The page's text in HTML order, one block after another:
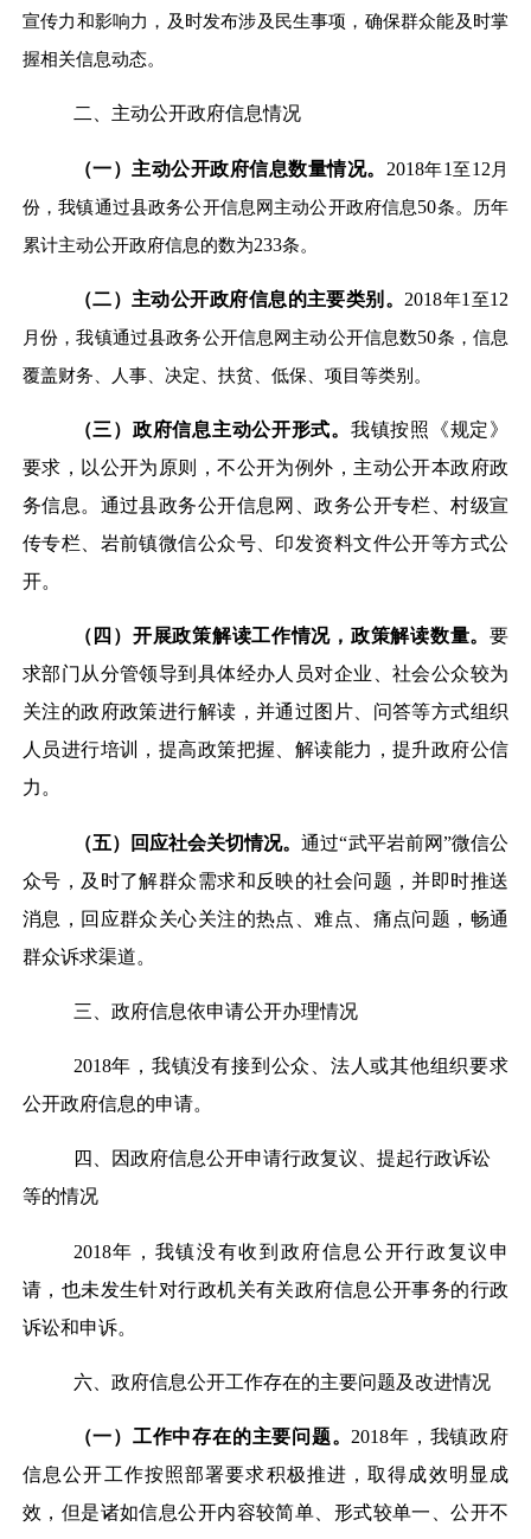
宣传力和影响力，及时发布涉及民生事项，确保群众能及时掌
握相关信息动态。
二、主动公开政府信息情况
（一）主动公开政府信息数量情况。 2018年1至12 月
份，我镇通过县政务公开信息网主动公开政府信息50条。历年
累计主动公开政府信息的数为233条。
（二）主动公开政府信息的主要类别。 2018年1 至12
月份，我镇通过县政务公开信息网主动公开信息数50条，信息
覆盖财务、人事、决定、扶贫、低保、项目等类别。
（三）政府信息主动公开形式。 我镇按照《规定》
要求，以公开为原则，不公开为例外，主动公开本政府政
务信息。通过县政务公开信息网、政务公开专栏、村级宣
传专栏、岩前镇微信公众号、印发资料文件公开等方式公
开。
（四）开展政策解读工作情况，政策解读数量。 要
求部门从分管领导到具体经办人员对企业、社会公众较为
关注的政府政策进行解读，并通过图片、问答等方式组织
人员进行培训，提高政策把握、解读能力，提升政府公信
力。
（五）回应社会关切情况。通过“武平岩前网”微信公
众号，及时了解群众需求和反映的社会问题，并即时推送
消息，回应群众关心关注的热点、难点、痛点问题，畅通
群众诉求渠道。
三、政府信息依申请公开办理情况
2018年，我镇没有接到公众、法人或其他组织要求
公开政府信息的申请。
四、因政府信息公开申请行政复议、提起行政诉讼
等的情况
2018年，我镇没有收到政府信息公开行政复议申
请，也未发生针对行政机关有关政府信息公开事务的行政
诉讼和申诉。
六、 政府信息公开工作存在的主要问题及改进情况
（一）工作中存在的主要问题。 2018年，我镇政府
信息公开工作按照部署要求积极推进，取得成效明显成
效，但是诸如信息公开内容较简单、形式较单一、公开不